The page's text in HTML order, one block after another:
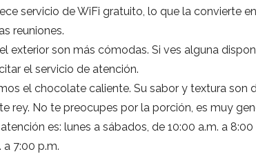
servicio de WiFi gratuito, lo que la convierte
reuniones.
exterior son más cómodas. Si ves alguna
el servicio de atención.
el chocolate caliente. Su sabor y textura son
rey. No te preocupes por la porción, es muy
es: lunes a sábados, de 10:00 a.m. a
a 7:00 p.m.